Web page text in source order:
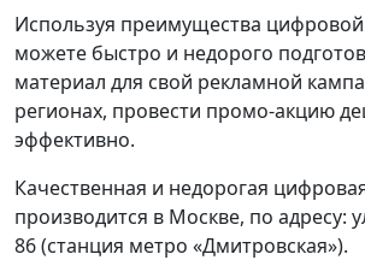
Используя преимущества
можете быстро и недорого
материал для свой рекламной
регионах, провести промо-акцию
эффективно.
Качественная и недорогая
производится в Москве, по адресу:
86 (станция метро «Дмитровская»).